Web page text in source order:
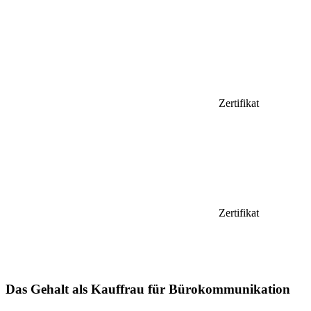
Zertifikat
Zertifikat
Das Gehalt als Kauffrau für Bürokommunikation